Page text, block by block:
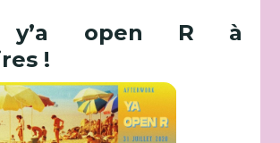
y’a open R à
!